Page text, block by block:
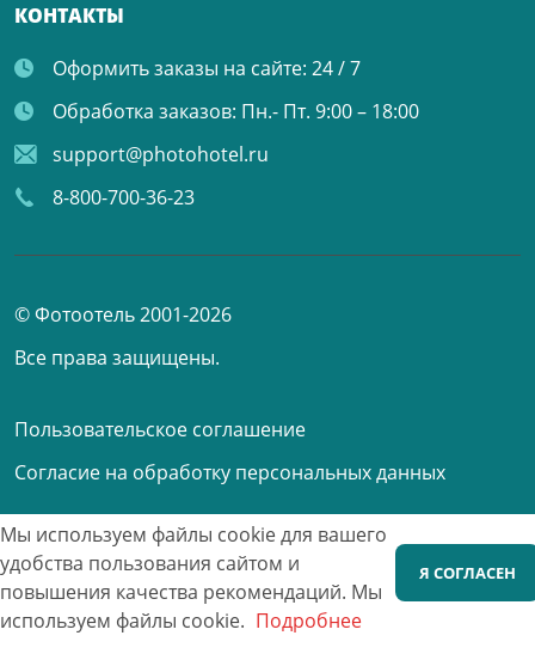
Мы используем файлы cookie для вашего
удобства пользования сайтом и
повышения качества рекомендаций. Мы
используем файлы cookie. Подробнее
Я СОГЛАСЕН
КОНТАКТЫ
Оформить заказы на сайте: 24 / 7
Обработка заказов: Пн.- Пт. 9:00 – 18:00
support@photohotel.ru
8-800-700-36-23
© Фотоотель 2001-2026
Все права защищены.
Пользовательское соглашение
Согласие на обработку персональных данных
Принимаем к оплате